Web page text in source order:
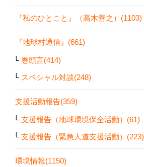
『私のひとこと』（高木善之）(1103)
『地球村通信』(661)
巻頭言(414)
スペシャル対談(248)
支援活動報告(359)
支援報告（地球環境保全活動）(61)
支援報告（緊急人道支援活動）(223)
環境情報(1150)